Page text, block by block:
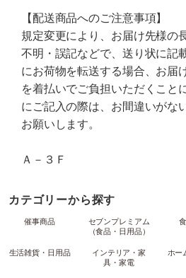
【配送商品へのご注意事項】
規定変更により、お届け先様の
不明・誤記などで、送り状に記
にお荷物を転送する場合、お届
を着払いでご負担いただくこと
にご記入の際は、お間違いがな
お願いします。
Ａ－３Ｆ
カテゴリーから探す
催事商品
セブンプレミアム
（食品・日用品）
生活雑貨・日用品
インテリア・家
具・家電
ホー